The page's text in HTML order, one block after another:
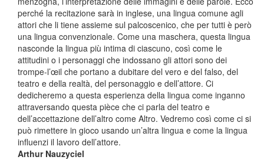
perché la recitazione sarà in inglese, una lingua comune agli
attori che li tiene assieme sul palcoscenico, che per tutti è però
una lingua convenzionale. Come una maschera, questa lingua
nasconde la lingua più intima di ciascuno, così come le
attitudini o i personaggi che indossano gli attori sono dei
trompe-l’œil che portano a dubitare del vero e del falso, del
teatro e della realtà, del personaggio e dell’attore. Ci
dedicheremo a questa esperienza della lingua come inganno
attraversando questa pièce che ci parla del teatro e
dell’accettazione dell’altro come Altro. Vedremo così come ci si
può rimettere in gioco usando un’altra lingua e come la lingua
influenzi il lavoro dell’attore.
Arthur Nauzyciel